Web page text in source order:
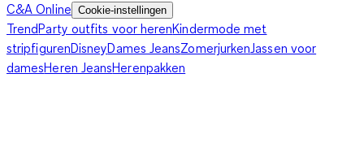
C&A Online Cookie-instellingen
TrendParty outfits voor herenKindermode met
stripfigurenDisneyDames JeansZomerjurkenJassen voor
damesHeren JeansHerenpakken